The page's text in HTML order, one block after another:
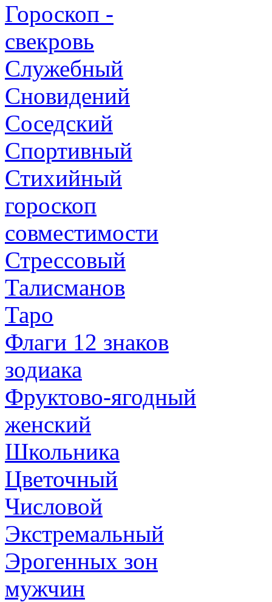
Гороскоп -
свекровь
Служебный
Сновидений
Соседский
Спортивный
Стихийный
гороскоп
совместимости
Стрессовый
Талисманов
Таро
Флаги 12 знаков
зодиака
Фруктово-ягодный
женский
Школьника
Цветочный
Числовой
Экстремальный
Эрогенных зон
мужчин